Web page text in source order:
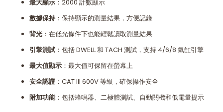
最大顯示：2000 計數顯示
數據保持：保持顯示的測量結果，方便記錄
背光：在低光條件下也能輕鬆讀取測量結果
引擎測試：包括 DWELL 和 TACH 測試，支持 4/6/8 氣缸引擎
最大值顯示：最大值可保留在螢幕上
安全認證：CAT III 600V 等級，確保操作安全
附加功能：包括蜂鳴器、二極體測試、自動關機和低電量提示